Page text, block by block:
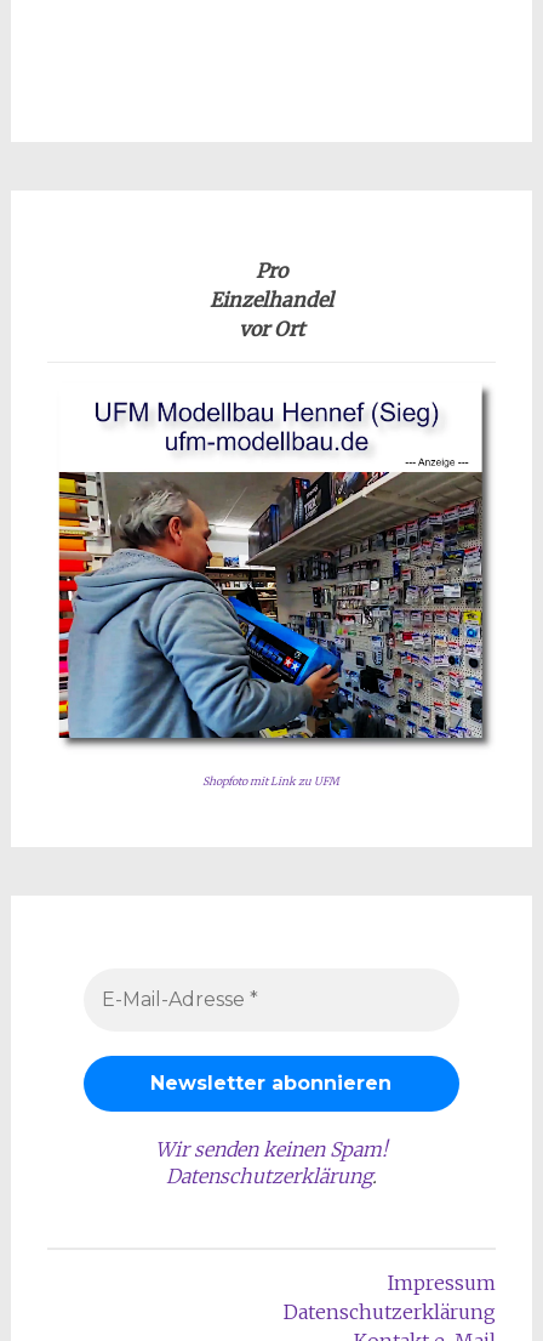
Pro
Einzelhandel
vor Ort
Shopfoto mit Link zu UFM
Wir senden keinen Spam!
Datenschutzerklärung.
Impressum
Datenschutzerklärung